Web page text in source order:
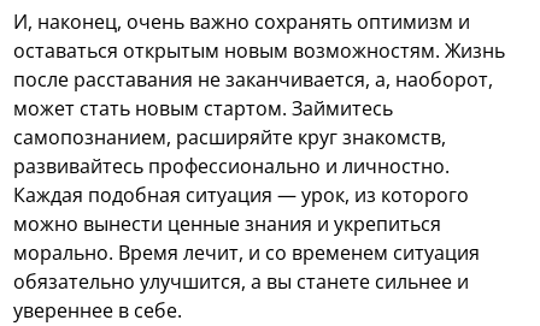
И, наконец, очень важно сохранять оптимизм и
оставаться открытым новым возможностям. Жизнь
после расставания не заканчивается, а, наоборот,
может стать новым стартом. Займитесь
самопознанием, расширяйте круг знакомств,
развивайтесь профессионально и личностно.
Каждая подобная ситуация — урок, из которого
можно вынести ценные знания и укрепиться
морально. Время лечит, и со временем ситуация
обязательно улучшится, а вы станете сильнее и
увереннее в себе.